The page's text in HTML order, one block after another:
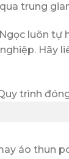
trung
luôn tự
Hãy